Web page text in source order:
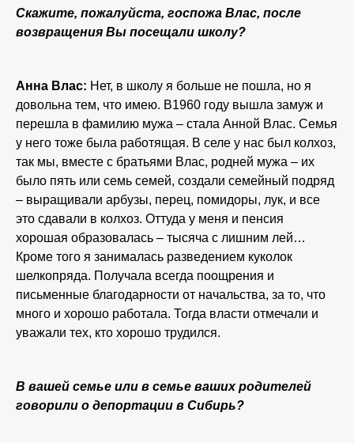
Скажите, пожалуйста, госпожа Влас, после
возвращения Вы посещали школу?
Анна Влас: Нет, в школу я больше не пошла, но я
довольна тем, что имею. В1960 году вышла замуж и
перешла в фамилию мужа – стала Анной Влас. Семья
у него тоже была работящая. В селе у нас был колхоз,
так мы, вместе с братьями Влас, родней мужа – их
было пять или семь семей, создали семейный подряд
– выращивали арбузы, перец, помидоры, лук, и все
это сдавали в колхоз. Оттуда у меня и пенсия
хорошая образовалась – тысяча с лишним лей…
Кроме того я занималась разведением куколок
шелкопряда. Получала всегда поощрения и
письменные благодарности от начальства, за то, что
много и хорошо работала. Тогда власти отмечали и
уважали тех, кто хорошо трудился.
В вашей семье или в семье ваших родителей
говорили о депортации в Сибирь?